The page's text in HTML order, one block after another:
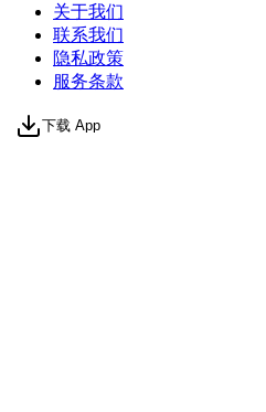
关于我们
联系我们
隐私政策
服务条款
下载 App